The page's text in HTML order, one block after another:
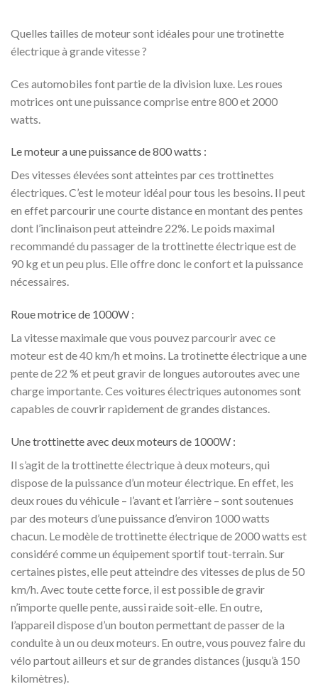
Quelles tailles de moteur sont idéales pour une trotinette
électrique à grande vitesse ?
Ces automobiles font partie de la division luxe. Les roues
motrices ont une puissance comprise entre 800 et 2000
watts.
Le moteur a une puissance de 800 watts :
Des vitesses élevées sont atteintes par ces trottinettes
électriques. C’est le moteur idéal pour tous les besoins. Il peut
en effet parcourir une courte distance en montant des pentes
dont l’inclinaison peut atteindre 22%. Le poids maximal
recommandé du passager de la trottinette électrique est de
90 kg et un peu plus. Elle offre donc le confort et la puissance
nécessaires.
Roue motrice de 1000W :
La vitesse maximale que vous pouvez parcourir avec ce
moteur est de 40 km/h et moins. La trotinette électrique a une
pente de 22 % et peut gravir de longues autoroutes avec une
charge importante. Ces voitures électriques autonomes sont
capables de couvrir rapidement de grandes distances.
Une trottinette avec deux moteurs de 1000W :
Il s’agit de la trottinette électrique à deux moteurs, qui
dispose de la puissance d’un moteur électrique. En effet, les
deux roues du véhicule – l’avant et l’arrière – sont soutenues
par des moteurs d’une puissance d’environ 1000 watts
chacun. Le modèle de trottinette électrique de 2000 watts est
considéré comme un équipement sportif tout-terrain. Sur
certaines pistes, elle peut atteindre des vitesses de plus de 50
km/h. Avec toute cette force, il est possible de gravir
n’importe quelle pente, aussi raide soit-elle. En outre,
l’appareil dispose d’un bouton permettant de passer de la
conduite à un ou deux moteurs. En outre, vous pouvez faire du
vélo partout ailleurs et sur de grandes distances (jusqu’à 150
kilomètres).